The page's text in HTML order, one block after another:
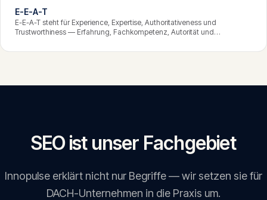
Rankingfaktor und damit ein technisches Fundament des SEO: Eine
Seite mit schlechten Core Web Vitals rankt schwerer, selbst bei gutem
Inhalt.
E-E-A-T
E-E-A-T steht für Experience, Expertise, Authoritativeness und
Trustworthiness — Erfahrung, Fachkompetenz, Autorität und
das beschreibt, woran Google die Qualität und Glaubwürdigkeit von
SEO ist unser Fachgebiet
Innopulse erklärt nicht nur Begriffe — wir setzen sie für
DACH-Unternehmen in die Praxis um.